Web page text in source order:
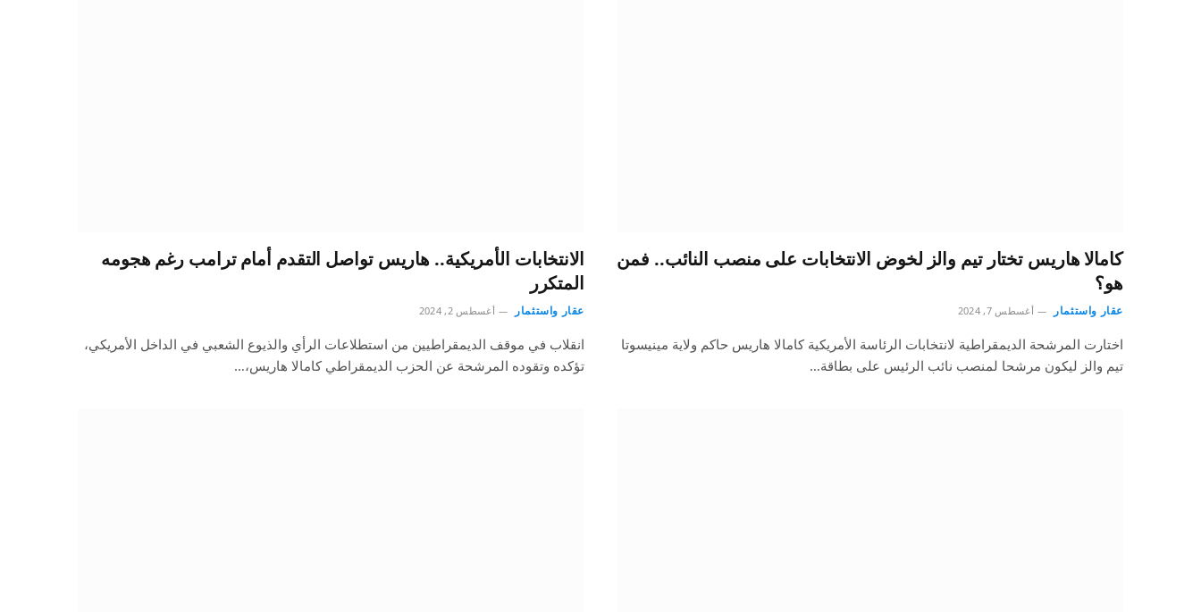
كامالا هاريس تختار تيم والز لخوض الانتخابات على منصب النائب.. فمن
هو؟
عقار واستثمار أغسطس 7, 2024
اختارت المرشحة الديمقراطية لانتخابات الرئاسة الأمريكية كامالا هاريس حاكم ولاية مينيسوتا
تيم والز ليكون مرشحا لمنصب نائب الرئيس على بطاقة…
الانتخابات الأمريكية.. هاريس تواصل التقدم أمام ترامب رغم هجومه
المتكرر
عقار واستثمار أغسطس 2, 2024
انقلاب في موقف الديمقراطيين من استطلاعات الرأي والذيوع الشعبي في الداخل الأمريكي،
تؤكده وتقوده المرشحة عن الحزب الديمقراطي كامالا هاريس،…